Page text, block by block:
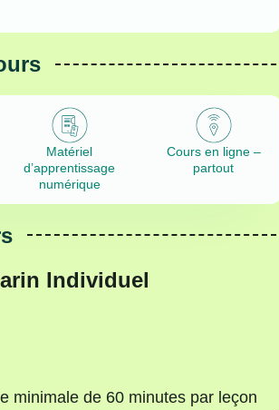
Matériel
d’apprentissage
numérique
Cours en ligne –
partout
Individuel
minimale de 60 minutes par leçon